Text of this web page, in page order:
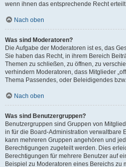
wenn ihnen das entsprechende Recht
Nach oben
Was sind Moderatoren?
Die Aufgabe der Moderatoren ist es, das
Sie haben das Recht, in ihrem Bereich
Themen zu schließen, zu öffnen, zu
verhindern Moderatoren, dass Mitglieder
Thema Passendes, oder Beleidigendes
Nach oben
Was sind Benutzergruppen?
Benutzergruppen sind Gruppen von
in für die Board-Administration verwaltbare
kann mehreren Gruppen angehören und
Berechtigungen zugeteilt werden. Dies
Berechtigungen für mehrere Benutzer auf
Beispiel zu Moderatoren eines Bereichs zu